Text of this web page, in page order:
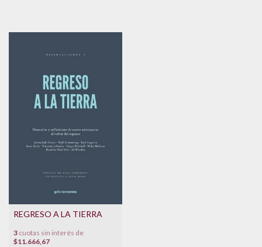
REGRESO A LA TIERRA
3 cuotas sin interés de
$11.666,67